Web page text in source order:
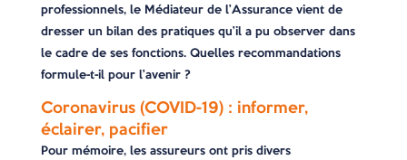
professionnels, le Médiateur de l’Assurance vient de
dresser un bilan des pratiques qu’il a pu observer dans
le cadre de ses fonctions. Quelles recommandations
formule-t-il pour l’avenir ?
Coronavirus (COVID-19) : informer,
éclairer, pacifier
Pour mémoire, les assureurs ont pris divers